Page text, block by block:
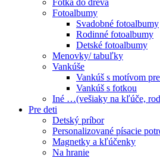
Fotka do dreva
Fotoalbumy
Svadobné fotoalbumy
Rodinné fotoalbumy
Detské fotoalbumy
Menovky/ tabuľky
Vankúše
Vankúš s motívom
Vankúš s fotkou
Iné …(vešiaky na kľúče,
Pre deti
Detský príbor
Personalizované písacie
Magnetky a kľúčenky
Na hranie